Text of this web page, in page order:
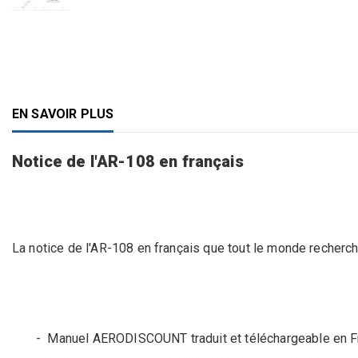
EN SAVOIR PLUS
Notice de l'AR-108 en français
La notice de l'AR-108 en français que tout le monde
- Manuel AERODISCOUNT traduit et téléchargeable en